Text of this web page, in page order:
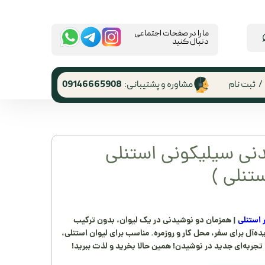
/ ثبت نام
کاربری
گذر واژه
از حساب
مشاوره و پشتیبانی: 09146665908
​ما را در صفحات اجتماعی
دنبال کنید
سیلیکونی استنلی
)
استنلی| همزمان دو نوشیدنی در یک لیوان، بدون ترکیب
برای سفر، محل کار و روزمره. مناسب برای لیوان استنلی،
جدید در نوشیدن! همین حالا بخرید و لذت ببرید!